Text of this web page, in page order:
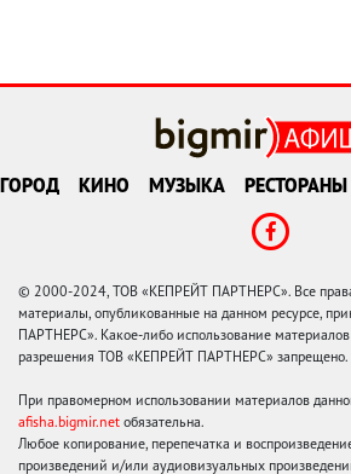
ГОРОД КИНО МУЗЫКА РЕСТОРАНЫ
© 2000-2024, ТОВ «КЕПРЕЙТ ПАРТНЕРС». Все
материалы, опубликованные на данном ресурсе,
ПАРТНЕРС». Какое-либо использование материалов
разрешения ТОВ «КЕПРЕЙТ ПАРТНЕРС» запрещено.
При правомерном использовании материалов
afisha.bigmir.net обязательна.
Любое копирование, перепечатка и
произведений и/или аудиовизуальных